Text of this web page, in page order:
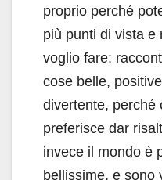
proprio perché
più punti di vista e
voglio fare:
cose belle,
divertente, perché
preferisce dar
invece il mondo è
bellissime, e sono